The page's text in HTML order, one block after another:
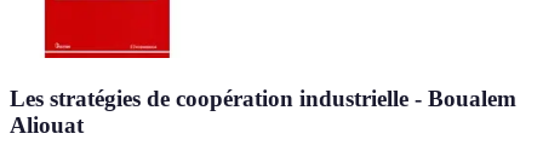
Les stratégies de coopération industrielle - Boualem
Aliouat